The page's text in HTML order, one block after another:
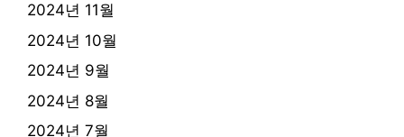
2024년 11월
2024년 10월
2024년 9월
2024년 8월
2024년 7월